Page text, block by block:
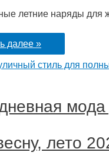
летние наряды для
далее »
лето